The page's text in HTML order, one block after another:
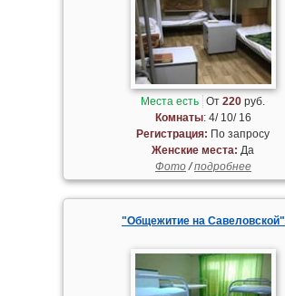
Места есть От220 руб.
Комнаты: 4/ 10/ 16
Регистрация: По запросу
Женские места: Да
Фото/подробнее
"Общежитие на Савеловской"